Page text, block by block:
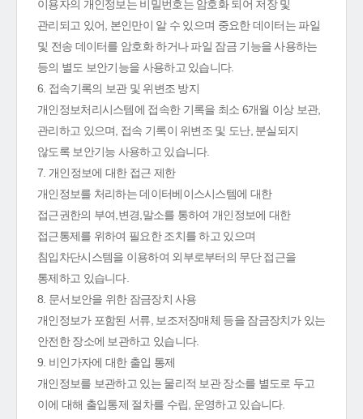
이용자의 개인정보는 비밀번호는 암호화 되어 저장 및
관리되고 있어, 본인만이 알 수 있으며 중요한 데이터는 파일
및 전송 데이터를 암호화 하거나 파일 잠금 기능을 사용하는
등의 별도 보안기능을 사용하고 있습니다.
6. 접속기록의 보관 및 위변조 방지
개인정보처리시스템에 접속한 기록을 최소 6개월 이상 보관,
관리하고 있으며, 접속 기록이 위변조 및 도난, 분실되지
않도록 보안기능 사용하고 있습니다.
7. 개인정보에 대한 접근 제한
개인정보를 처리하는 데이터베이스시스템에 대한
접근권한의 부여,변경,말소를 통하여 개인정보에 대한
접근통제를 위하여 필요한 조치를 하고 있으며
침입차단시스템을 이용하여 외부로부터의 무단 접근을
통제하고 있습니다.
8. 문서보안을 위한 잠금장치 사용
개인정보가 포함된 서류, 보조저장매체 등을 잠금장치가 있는
안전한 장소에 보관하고 있습니다.
9. 비인가자에 대한 출입 통제
개인정보를 보관하고 있는 물리적 보관 장소를 별도로 두고
이에 대해 출입통제 절차를 수립, 운영하고 있습니다.